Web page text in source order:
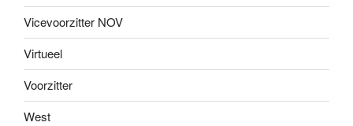
Vicevoorzitter NOV
Virtueel
Voorzitter
West